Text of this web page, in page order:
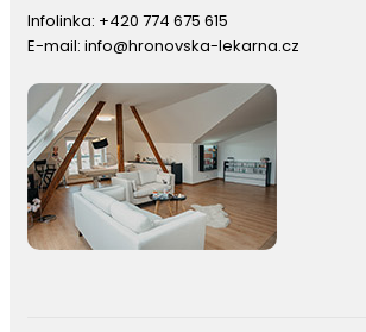
Infolinka: +420 774 675 615
E-mail: info@hronovska-lekarna.cz